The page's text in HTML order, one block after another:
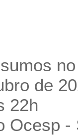
de
22h
Ocesp -